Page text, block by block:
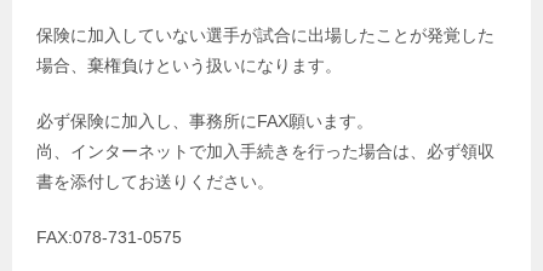
保険に加入していない選手が試合に出場したことが発覚した
場合、棄権負けという扱いになります。
必ず保険に加入し、事務所にFAX願います。
尚、インターネットで加入手続きを行った場合は、必ず領収
書を添付してお送りください。
FAX:078-731-0575